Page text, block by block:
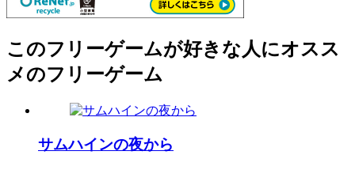
このフリーゲームが好きな人にオスス
メのフリーゲーム
サムハインの夜から